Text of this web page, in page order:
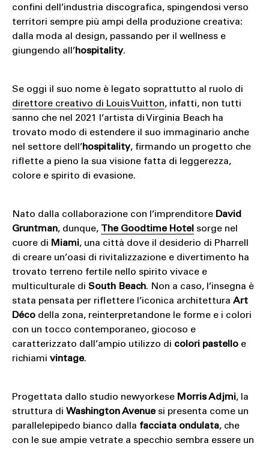
confini dell’industria discografica, spingendosi verso
territori sempre più ampi della produzione creativa:
dalla moda al design, passando per il wellness e
giungendo all’ hospitality.
Se oggi il suo nome è legato soprattutto al ruolo di
direttore creativo di Louis Vuitton, infatti, non tutti
sanno che nel 2021 l’artista di Virginia Beach ha
trovato modo di estendere il suo immaginario anche
nel settore dell’ hospitality, firmando un progetto che
riflette a pieno la sua visione fatta di leggerezza,
colore e spirito di evasione.
Nato dalla collaborazione con l’imprenditore David
Gruntman, dunque, The Goodtime Hotel sorge nel
cuore di Miami, una città dove il desiderio di Pharrell
di creare un’oasi di rivitalizzazione e divertimento ha
trovato terreno fertile nello spirito vivace e
multiculturale di South Beach. Non a caso, l’insegna è
stata pensata per riflettere l’iconica architettura Art
Décodella zona, reinterpretandone le forme e i colori
con un tocco contemporaneo, giocoso e
caratterizzato dall’ampio utilizzo di colori pastelloe
richiami vintage.
Progettata dallo studio newyorkese Morris Adjmi, la
struttura di Washington Avenuesi presenta come un
parallelepipedo bianco dalla facciata ondulata, che
con le sue ampie vetrate a specchio sembra essere un